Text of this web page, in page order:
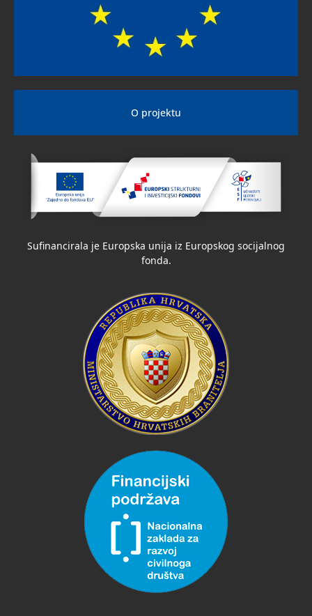
O projektu
Sufinancirala je Europska unija iz Europskog socijalnog
fonda.